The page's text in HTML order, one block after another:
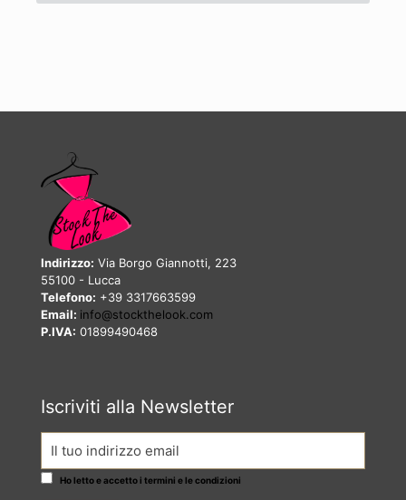
Indirizzo: Via Borgo Giannotti, 223
55100 - Lucca
Telefono: +39 3317663599
Email: info@stockthelook.com
P.IVA: 01899490468
Iscriviti alla Newsletter
Ho letto e accetto i termini e le condizioni